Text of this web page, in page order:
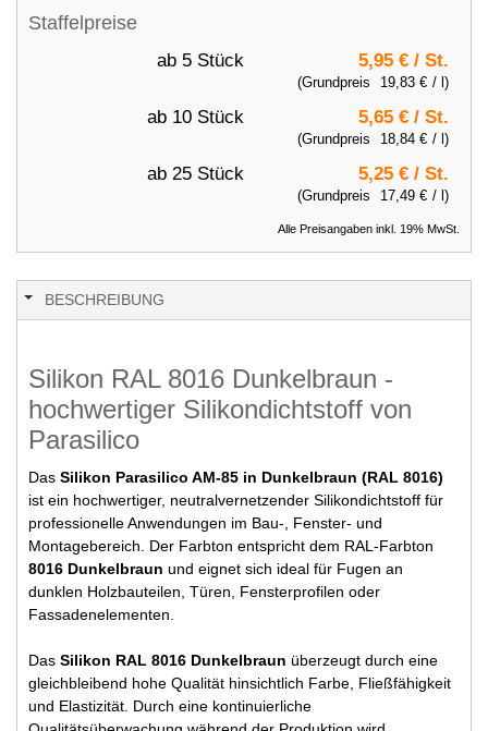
Staffelpreise
ab 5 Stück 5,95 € / St.
(Grundpreis 19,83 € / l)
ab 10 Stück 5,65 € / St.
(Grundpreis 18,84 € / l)
ab 25 Stück 5,25 € / St.
(Grundpreis 17,49 € / l)
Alle Preisangaben inkl. 19% MwSt.
BESCHREIBUNG
Silikon RAL 8016 Dunkelbraun -
hochwertiger Silikondichtstoff von
Parasilico
Das Silikon Parasilico AM-85 in Dunkelbraun (RAL 8016)
ist ein hochwertiger, neutralvernetzender Silikondichtstoff für
professionelle Anwendungen im Bau-, Fenster- und
Montagebereich. Der Farbton entspricht dem RAL-Farbton
8016 Dunkelbraun und eignet sich ideal für Fugen an
dunklen Holzbauteilen, Türen, Fensterprofilen oder
Fassadenelementen.
Das Silikon RAL 8016 Dunkelbraun überzeugt durch eine
gleichbleibend hohe Qualität hinsichtlich Farbe, Fließfähigkeit
und Elastizität. Durch eine kontinuierliche